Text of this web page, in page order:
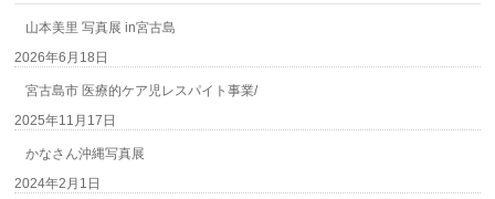
山本美里 写真展 in宮古島
2026年6月18日
宮古島市 医療的ケア児レスパイト事業/
2025年11月17日
かなさん沖縄写真展
2024年2月1日